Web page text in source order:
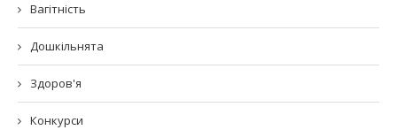
Вагітність
Дошкільнята
Здоров'я
Конкурси